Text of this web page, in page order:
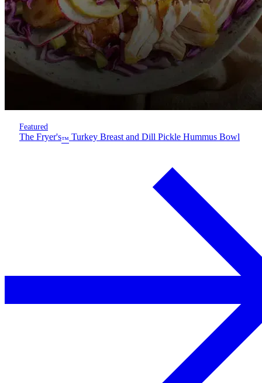
Featured
The Fryer's™ Turkey Breast and Dill Pickle Hummus Bowl